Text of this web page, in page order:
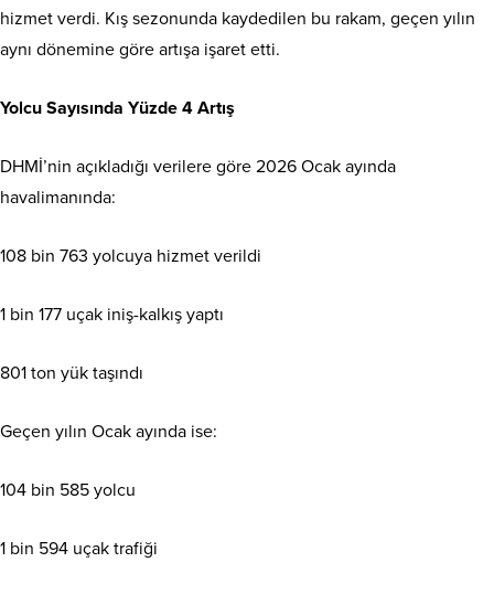
hizmet verdi. Kış sezonunda kaydedilen bu rakam, geçen yılın
aynı dönemine göre artışa işaret etti.
Yolcu Sayısında Yüzde 4 Artış
DHMİ’nin açıkladığı verilere göre 2026 Ocak ayında
havalimanında:
108 bin 763 yolcuya hizmet verildi
1 bin 177 uçak iniş-kalkış yaptı
801 ton yük taşındı
Geçen yılın Ocak ayında ise:
104 bin 585 yolcu
1 bin 594 uçak trafiği